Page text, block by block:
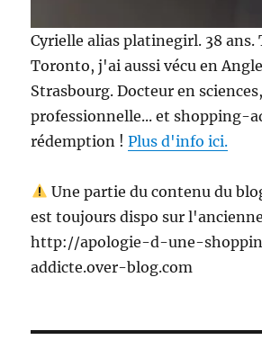
Cyrielle alias platinegirl. 38 ans.
Toronto, j'ai aussi vécu en
Strasbourg. Docteur en
professionnelle... et shopping-
rédemption !Plus d'info ici.
Une partie du contenu du
est toujours dispo sur
http://apologie-d-une-
addicte.over-blog.com